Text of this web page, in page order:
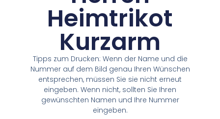
Heimtrikot
Kurzarm
Tipps zum Drucken: Wenn der Name und die
Nummer auf dem Bild genau Ihren Wünschen
entsprechen, müssen Sie sie nicht erneut
eingeben. Wenn nicht, sollten Sie Ihren
gewünschten Namen und Ihre Nummer
eingeben.